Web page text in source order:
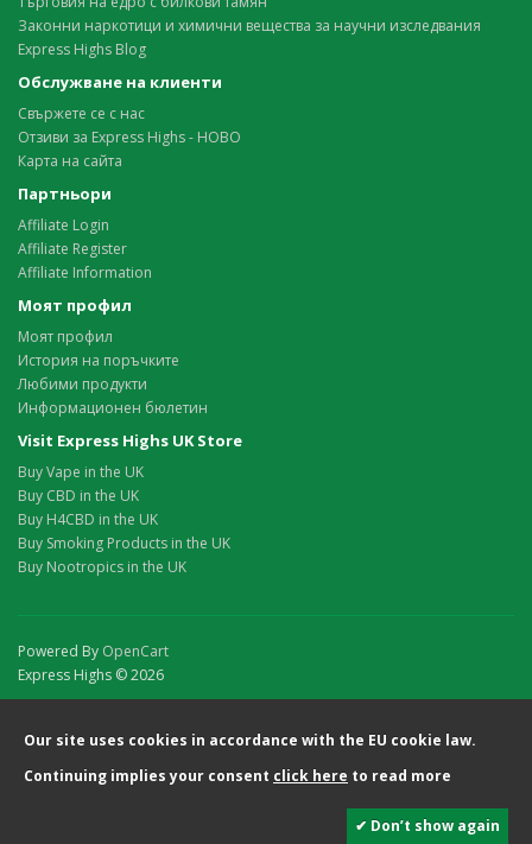
Законни наркотици и химични вещества за научни изследвания
Express Highs Blog
Обслужване на клиенти
Свържете се с нас
Отзиви за Express Highs - НОВО
Карта на сайта
Партньори
Affiliate Login
Affiliate Register
Affiliate Information
Моят профил
Моят профил
История на поръчките
Любими продукти
Информационен бюлетин
Visit Express Highs UK Store
Buy Vape in the UK
Buy CBD in the UK
Buy H4CBD in the UK
Buy Smoking Products in the UK
Buy Nootropics in the UK
Powered By OpenCart
Express Highs © 2026
Our site uses cookies in accordance with the EU cookie law.
Continuing implies your consent click here to read more
✔ Don’t show again